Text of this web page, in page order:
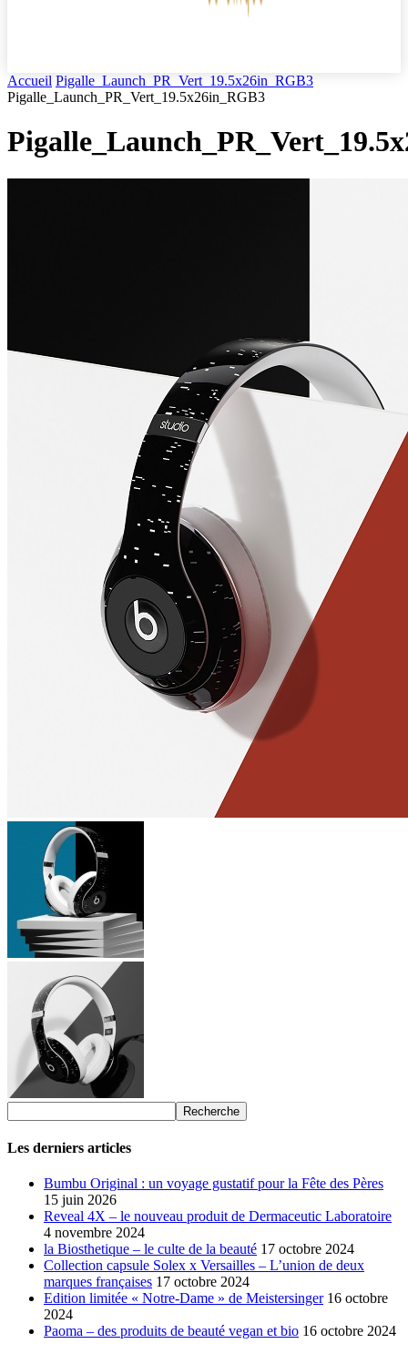
Accueil Pigalle_Launch_PR_Vert_19.5x26in_RGB3
Pigalle_Launch_PR_Vert_19.5x26in_RGB3
Les derniers articles
Bumbu Original : un voyage gustatif pour la Fête des Pères
15 juin 2026
Reveal 4X – le nouveau produit de Dermaceutic Laboratoire
4 novembre 2024
la Biosthetique – le culte de la beauté 17 octobre 2024
Collection capsule Solex x Versailles – L’union de deux
marques françaises 17 octobre 2024
Edition limitée « Notre-Dame » de Meistersinger 16 octobre
2024
Paoma – des produits de beauté vegan et bio 16 octobre 2024